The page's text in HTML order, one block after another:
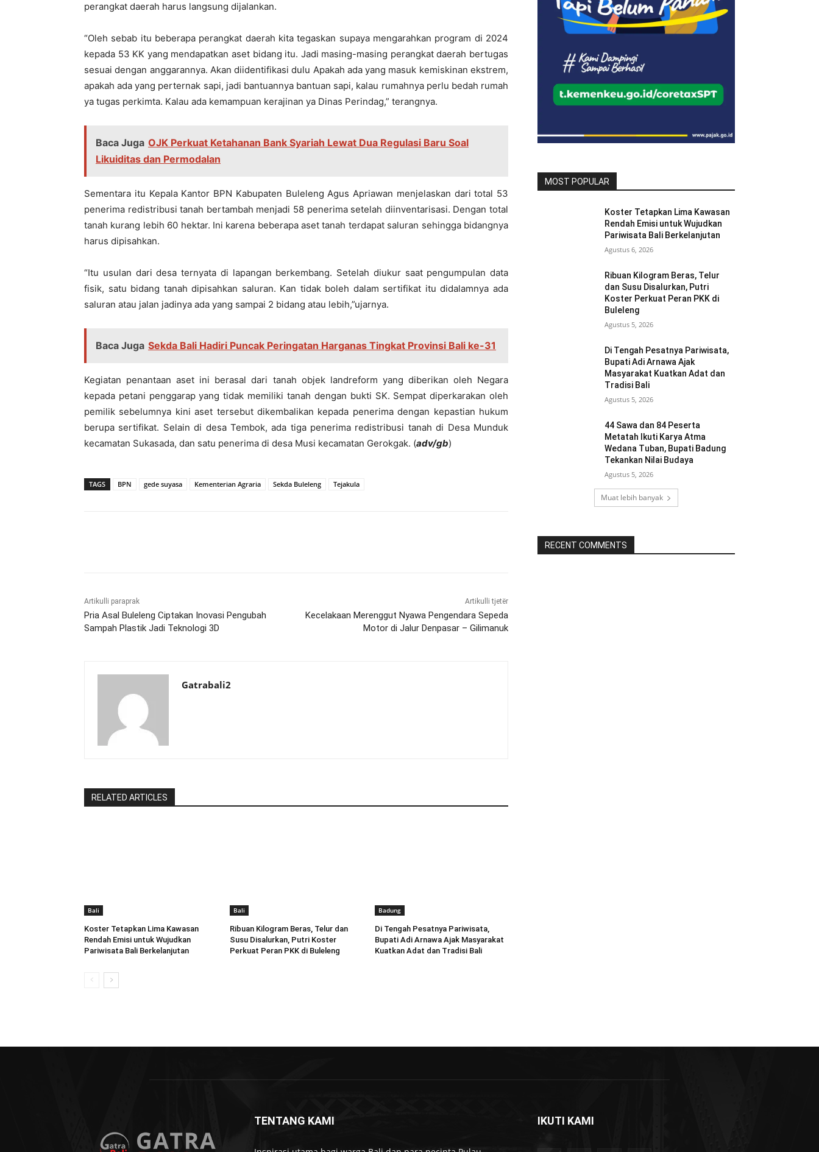
perangkat daerah harus langsung dijalankan.
“Oleh sebab itu beberapa perangkat daerah kita tegaskan supaya mengarahkan program di 2024
kepada 53 KK yang mendapatkan aset bidang itu. Jadi masing-masing perangkat daerah bertugas
sesuai dengan anggarannya. Akan diidentifikasi dulu Apakah ada yang masuk kemiskinan ekstrem,
apakah ada yang perternak sapi, jadi bantuannya bantuan sapi, kalau rumahnya perlu bedah rumah
ya tugas perkimta. Kalau ada kemampuan kerajinan ya Dinas Perindag,” terangnya.
Baca Juga OJK Perkuat Ketahanan Bank Syariah Lewat Dua Regulasi Baru Soal
Likuiditas dan Permodalan
Sementara itu Kepala Kantor BPN Kabupaten Buleleng Agus Apriawan menjelaskan dari total 53
penerima redistribusi tanah bertambah menjadi 58 penerima setelah diinventarisasi. Dengan total
tanah kurang lebih 60 hektar. Ini karena beberapa aset tanah terdapat saluran sehingga bidangnya
harus dipisahkan.
“Itu usulan dari desa ternyata di lapangan berkembang. Setelah diukur saat pengumpulan data
fisik, satu bidang tanah dipisahkan saluran. Kan tidak boleh dalam sertifikat itu didalamnya ada
saluran atau jalan jadinya ada yang sampai 2 bidang atau lebih,”ujarnya.
Baca Juga Sekda Bali Hadiri Puncak Peringatan Harganas Tingkat Provinsi Bali ke-31
Kegiatan penantaan aset ini berasal dari tanah objek landreform yang diberikan oleh Negara
kepada petani penggarap yang tidak memiliki tanah dengan bukti SK. Sempat diperkarakan oleh
pemilik sebelumnya kini aset tersebut dikembalikan kepada penerima dengan kepastian hukum
berupa sertifikat. Selain di desa Tembok, ada tiga penerima redistribusi tanah di Desa Munduk
kecamatan Sukasada, dan satu penerima di desa Musi kecamatan Gerokgak. (adv/gb)
TAGS BPN gede suyasa Kementerian Agraria Sekda Buleleng Tejakula
Artikulli paraprak
Pria Asal Buleleng Ciptakan Inovasi Pengubah
Sampah Plastik Jadi Teknologi 3D
Artikulli tjetër
Kecelakaan Merenggut Nyawa Pengendara Sepeda
Motor di Jalur Denpasar – Gilimanuk
Gatrabali2
RELATED ARTICLES
Bali
Koster Tetapkan Lima Kawasan
Rendah Emisi untuk Wujudkan
Pariwisata Bali Berkelanjutan
Bali
Ribuan Kilogram Beras, Telur dan
Susu Disalurkan, Putri Koster
Perkuat Peran PKK di Buleleng
Badung
Di Tengah Pesatnya Pariwisata,
Bupati Adi Arnawa Ajak Masyarakat
Kuatkan Adat dan Tradisi Bali
MOST POPULAR
Koster Tetapkan Lima Kawasan
Rendah Emisi untuk Wujudkan
Pariwisata Bali Berkelanjutan
Agustus 6, 2026
Ribuan Kilogram Beras, Telur
dan Susu Disalurkan, Putri
Koster Perkuat Peran PKK di
Buleleng
Agustus 5, 2026
Di Tengah Pesatnya Pariwisata,
Bupati Adi Arnawa Ajak
Masyarakat Kuatkan Adat dan
Tradisi Bali
Agustus 5, 2026
44 Sawa dan 84 Peserta
Metatah Ikuti Karya Atma
Wedana Tuban, Bupati Badung
Tekankan Nilai Budaya
Agustus 5, 2026
Muat lebih banyak
RECENT COMMENTS
TENTANG KAMI IKUTI KAMI